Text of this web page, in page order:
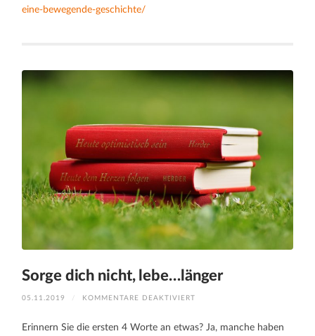
eine-bewegende-geschichte/
Sorge dich nicht, lebe…länger
05.11.2019 / KOMMENTARE DEAKTIVIERT
NICHT,
LEBE…
Erinnern Sie die ersten 4 Worte an etwas? Ja, manche haben